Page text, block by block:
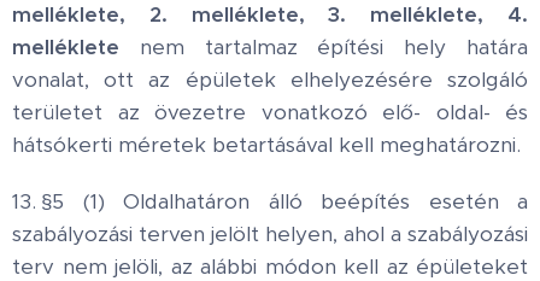
melléklete, 2. melléklete, 3. melléklete, 4.
melléklete nem tartalmaz építési hely határa
vonalat, ott az épületek elhelyezésére szolgáló
területet az övezetre vonatkozó elő- oldal- és
hátsókerti méretek betartásával kell meghatározni.
13. §5 (1) Oldalhatáron álló beépítés esetén a
szabályozási terven jelölt helyen, ahol a szabályozási
terv nem jelöli, az alábbi módon kell az épületeket